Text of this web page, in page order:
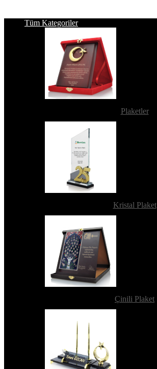
Tüm Kategoriler
Plaketler
Kristal Plaket
Çinili Plaket